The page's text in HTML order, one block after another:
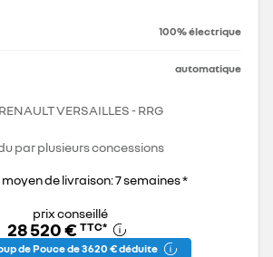
100% électrique
automatique
RENAULT VERSAILLES - RRG
par plusieurs concessions
de livraison: 7 semaines *
prix conseillé
28 520 € TTC*
de Pouce de 3 620 € déduite